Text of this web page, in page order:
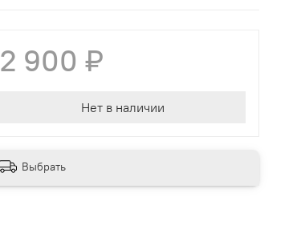
2 900 ₽
Нет в наличии
Выбрать